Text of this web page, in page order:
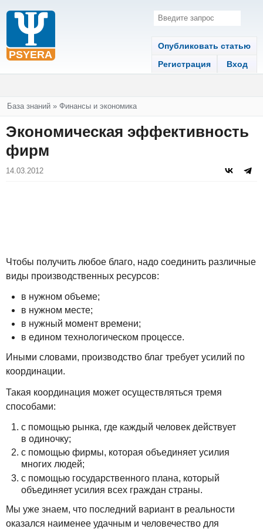
Опубликовать статью
Регистрация
Вход
Вы здесь
База знаний » Финансы и экономика
Экономическая эффективность
фирм
14.03.2012
Чтобы получить любое благо, надо соединить различные
виды производственных ресурсов:
в нужном объеме;
в нужном месте;
в нужный момент времени;
в едином технологическом процессе.
Иными словами, производство благ требует усилий по
координации.
Такая координация может осуществляться тремя
способами:
с помощью рынка, где каждый человек действует
в одиночку;
с помощью фирмы, которая объединяет усилия
многих людей;
с помощью государственного плана, который
объединяет усилия всех граждан страны.
Мы уже знаем, что последний вариант в реальности
оказался наименее удачным и человечество для